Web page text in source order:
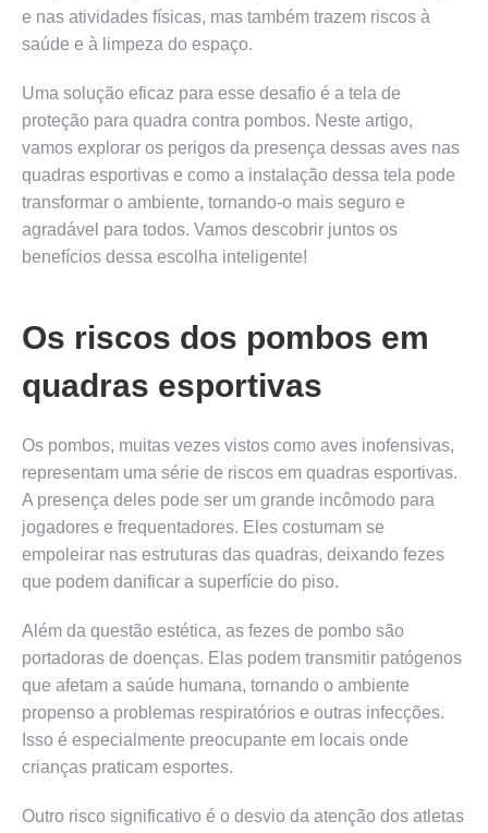
e nas atividades físicas, mas também trazem riscos à
saúde e à limpeza do espaço.
Uma solução eficaz para esse desafio é a tela de
proteção para quadra contra pombos. Neste artigo,
vamos explorar os perigos da presença dessas aves nas
quadras esportivas e como a instalação dessa tela pode
transformar o ambiente, tornando-o mais seguro e
agradável para todos. Vamos descobrir juntos os
benefícios dessa escolha inteligente!
Os riscos dos pombos em
quadras esportivas
Os pombos, muitas vezes vistos como aves inofensivas,
representam uma série de riscos em quadras esportivas.
A presença deles pode ser um grande incômodo para
jogadores e frequentadores. Eles costumam se
empoleirar nas estruturas das quadras, deixando fezes
que podem danificar a superfície do piso.
Além da questão estética, as fezes de pombo são
portadoras de doenças. Elas podem transmitir patógenos
que afetam a saúde humana, tornando o ambiente
propenso a problemas respiratórios e outras infecções.
Isso é especialmente preocupante em locais onde
crianças praticam esportes.
Outro risco significativo é o desvio da atenção dos atletas